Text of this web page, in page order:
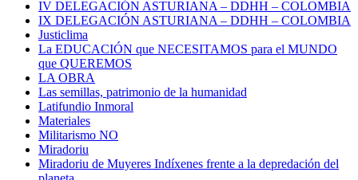
IV DELEGACIÓN ASTURIANA – DDHH – COLOMBIA
IX DELEGACIÓN ASTURIANA – DDHH – COLOMBIA
Justiclima
La EDUCACIÓN que NECESITAMOS para el MUNDO
que QUEREMOS
LA OBRA
Las semillas, patrimonio de la humanidad
Latifundio Inmoral
Materiales
Militarismo NO
Miradoriu
Miradoriu de Muyeres Indíxenes frente a la depredación del